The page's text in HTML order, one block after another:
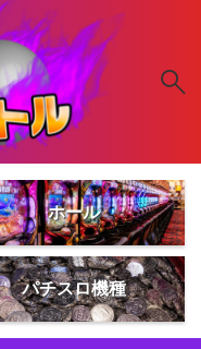
ホール
パチスロ機種